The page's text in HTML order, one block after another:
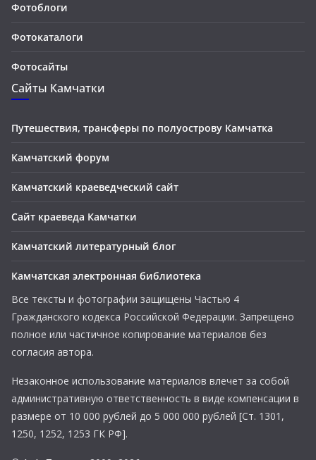
Фотоблоги
Фотокаталоги
Фотосайты
Сайты Камчатки
Путешествия, трансферы по полуострову Камчатка
Камчатский форум
Камчатский краеведческий сайт
Сайт краеведа Камчатки
Камчатский литературный блог
Камчатская электронная библиотека
Все тексты и фотографии защищены Частью 4
Гражданского кодекса Российской Федерации. Запрещено
полное или частичное копирование материалов без
согласия автора.
Незаконное использование материалов влечет за собой
административную ответственность в виде компенсации в
размере от 10 000 рублей до 5 000 000 рублей [Ст. 1301,
1250, 1252, 1253 ГК РФ].